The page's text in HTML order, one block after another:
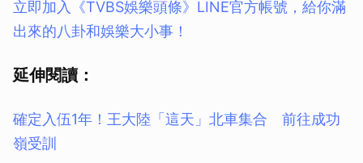
立即加入《TVBS娛樂頭條》LINE官方帳號，給你滿
出來的八卦和娛樂大小事！
延伸閱讀：
確定入伍1年！王大陸「這天」北車集合 前往成功
嶺受訓